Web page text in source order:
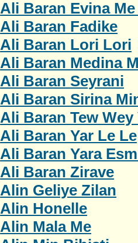
Ali Baran Evina Me
Ali Baran Fadike
Ali Baran Lori Lori
Ali Baran Medina
Ali Baran Seyrani
Ali Baran Sirina
Ali Baran Tew Wey
Ali Baran Yar Le Le
Ali Baran Yara
Ali Baran Zirave
Alin Geliye Zilan
Alin Honelle
Alin Mala Me